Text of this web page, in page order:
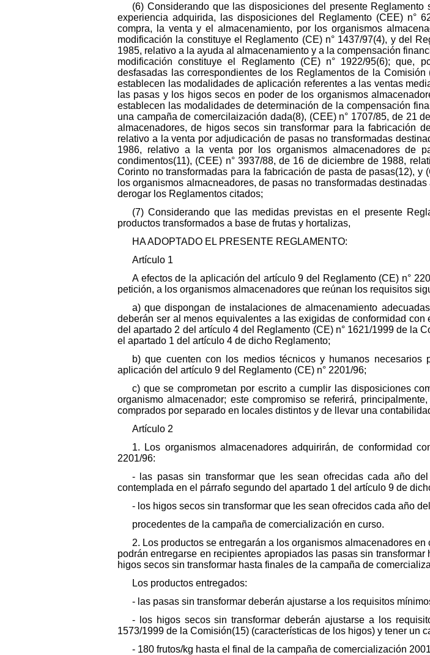
(6) Considerando que las disposiciones del presente
experiencia adquirida, las disposiciones del Reglamento (CEE) n°
compra, la venta y el almacenamiento, por los organismos
modificación la constituye el Reglamento (CE) n° 1437/97(4), y del
1985, relativo a la ayuda al almacenamiento y a la compensación
modificación constituye el Reglamento (CE) n° 1922/95(6); que,
desfasadas las correspondientes de los Reglamentos de la
establecen las modalidades de aplicación referentes a las ventas
las pasas y los higos secos en poder de los organismos
establecen las modalidades de determinación de la compensación
una campaña de comercilaización dada(8), (CEE) n° 1707/85, de 21
almacenadores, de higos secos sin transformar para la fabricación
relativo a la venta por adjudicación de pasas no transformadas
1986, relativo a la venta por los organismos almacenadores de
condimentos(11), (CEE) n° 3937/88, de 16 de diciembre de 1988,
Corinto no transformadas para la fabricación de pasta de pasas(12),
los organismos almacneadores, de pasas no transformadas
derogar los Reglamentos citados;
(7) Considerando que las medidas previstas en el presente
productos transformados a base de frutas y hortalizas,
HA ADOPTADO EL PRESENTE REGLAMENTO:
Artículo 1
A efectos de la aplicación del artículo 9 del Reglamento (CE) n°
petición, a los organismos almacenadores que reúnan los requisitos
a) que dispongan de instalaciones de almacenamiento
deberán ser al menos equivalentes a las exigidas de conformidad
del apartado 2 del artículo 4 del Reglamento (CE) n° 1621/1999 de la
el apartado 1 del artículo 4 de dicho Reglamento;
b) que cuenten con los medios técnicos y humanos
aplicación del artículo 9 del Reglamento (CE) n° 2201/96;
c) que se comprometan por escrito a cumplir las disposiciones
organismo almacenador; este compromiso se referirá,
comprados por separado en locales distintos y de llevar una
Artículo 2
1. Los organismos almacenadores adquirirán, de conformidad
2201/96:
- las pasas sin transformar que les sean ofrecidas cada año
contemplada en el párrafo segundo del apartado 1 del artículo 9 de
- los higos secos sin transformar que les sean ofrecidos cada año
procedentes de la campaña de comercialización en curso.
2. Los productos se entregarán a los organismos almacenadores
podrán entregarse en recipientes apropiados las pasas sin
higos secos sin transformar hasta finales de la campaña de
Los productos entregados:
- las pasas sin transformar deberán ajustarse a los requisitos
- los higos secos sin transformar deberán ajustarse a los
1573/1999 de la Comisión(15) (características de los higos) y tener un
- 180 frutos/kg hasta el final de la campaña de comercialización